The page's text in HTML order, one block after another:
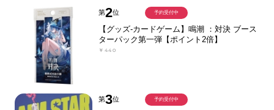
第2位
【グッズ-カードゲーム】鳴潮 ：対決 ブース
ターパック第一弾【ポイント2倍】
￥440
予約受付中
第3位 予約受付中